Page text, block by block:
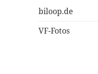
biloop.de
VF-Fotos